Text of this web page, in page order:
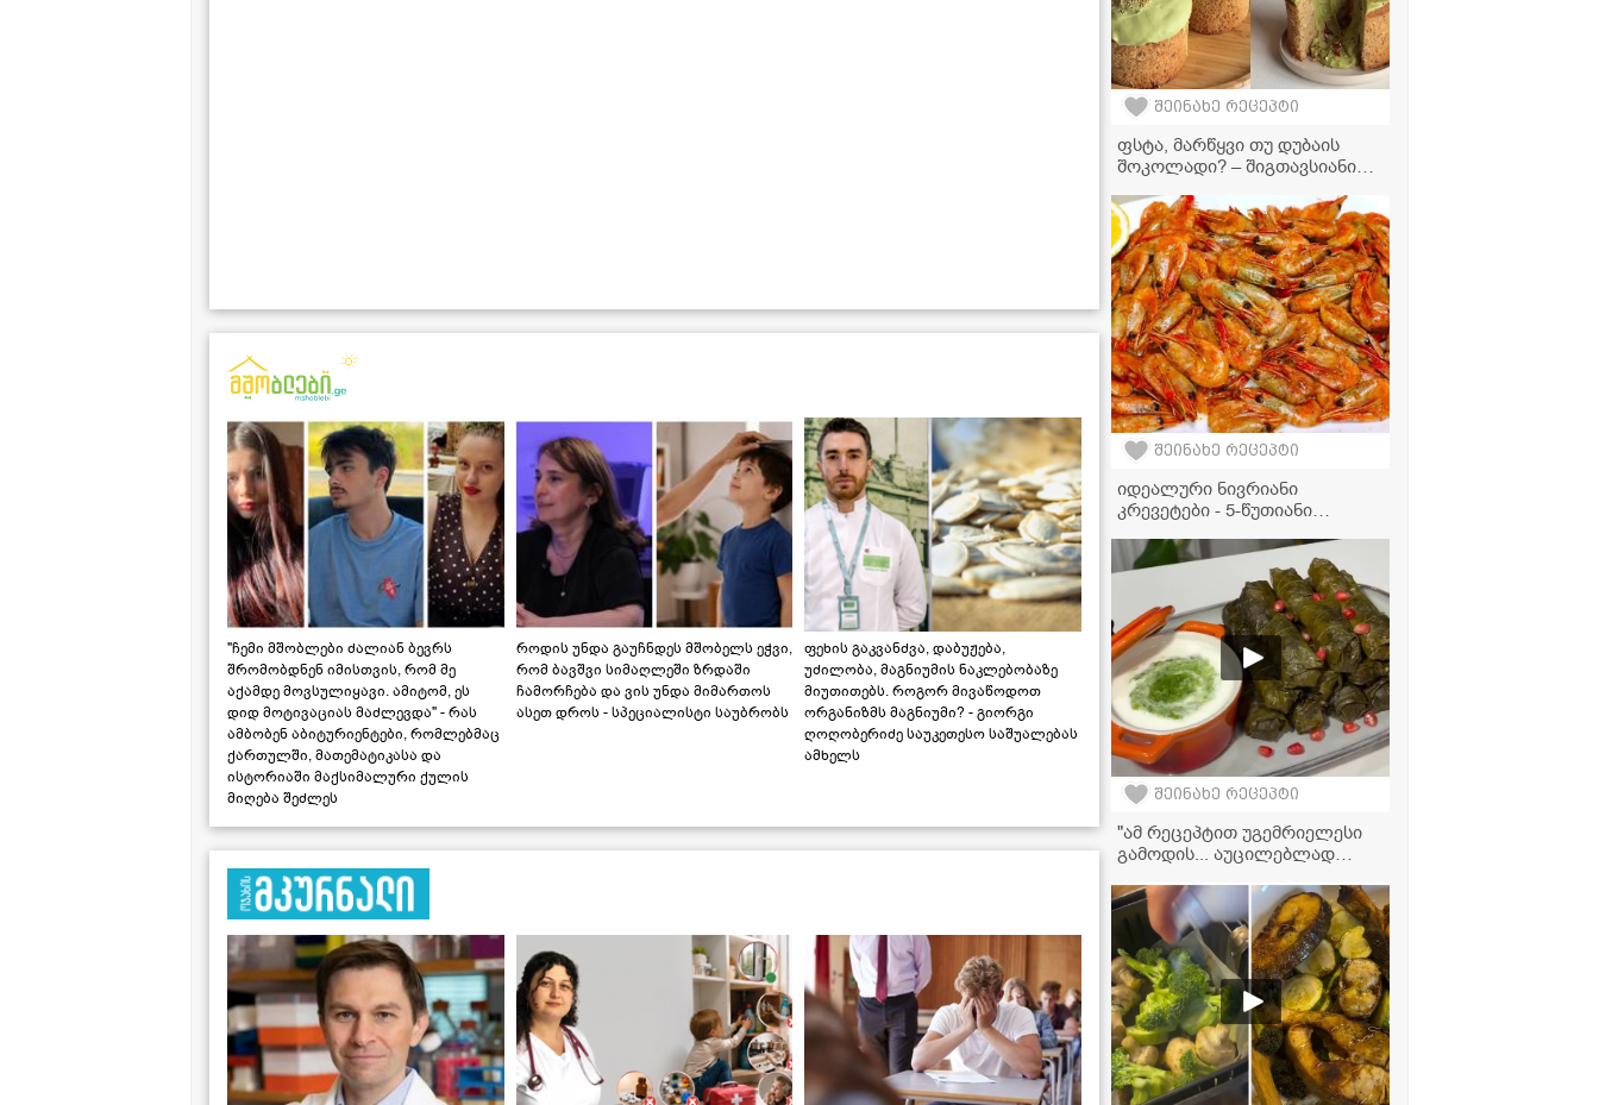
"ჩემი მშობლები ძალიან ბევრს
შრომობდნენ იმისთვის, რომ მე
აქამდე მოვსულიყავი. ამიტომ, ეს
დიდ მოტივაციას მაძლევდა" - რას
ამბობენ აბიტურიენტები, რომლებმაც
ქართულში, მათემატიკასა და
ისტორიაში მაქსიმალური ქულის
მიღება შეძლეს
როდის უნდა გაუჩნდეს მშობელს ეჭვი,
რომ ბავშვი სიმაღლეში ზრდაში
ჩამორჩება და ვის უნდა მიმართოს
ასეთ დროს - სპეციალისტი საუბრობს
ფეხის გაკვანძვა, დაბუჟება,
უძილობა, მაგნიუმის ნაკლებობაზე
მიუთითებს. როგორ მივაწოდოთ
ორგანიზმს მაგნიუმი? - გიორგი
ღოღობერიძე საუკეთესო საშუალებას
ამხელს
შეინახე რეცეპტი
ფსტა, მარწყვი თუ დუბაის
შოკოლადი? – შიგთავსიანი
სოციალური ქსელები
დაიპყრო!
შეინახე რეცეპტი
იდეალური ნივრიანი
კრევეტები - 5-წუთიანი
სახლში!
შეინახე რეცეპტი
"ამ რეცეპტით უგემრიელესი
გამოდის... აუცილებლად
ვაზის ფოთოლში კომშითა და
ჯინჯერით